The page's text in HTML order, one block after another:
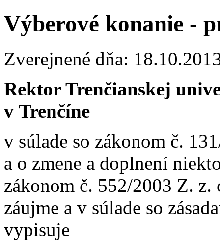
Výberové konanie -
Zverejnené dňa:
Rektor Trenčianskej
v Trenčíne
v súlade so zákonom č.
a o zmene a doplnení
zákonom č. 552/2003 Z.
záujme a v súlade so
vypisuje